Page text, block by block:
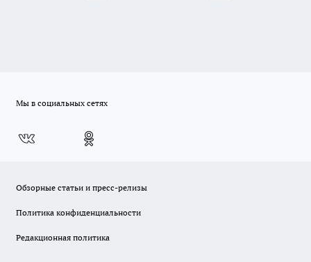
Мы в социальных сетях
Обзорные статьи и пресс-релизы
Политика конфиденциальности
Редакционная политика